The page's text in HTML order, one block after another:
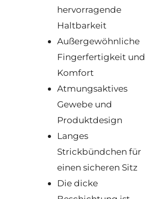
hervorragende
Haltbarkeit
Außergewöhnliche
Fingerfertigkeit und
Komfort
Atmungsaktives
Gewebe und
Produktdesign
Langes
Strickbündchen für
einen sicheren Sitz
Die dicke